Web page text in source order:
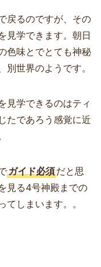
戻るのですが、その
見学できます。朝日
色味とでとても神秘
世界のようです。
見学できるのはティ
たであろう感覚に近
ガイド必須だと思
見る4号神殿までの
しまいます。。